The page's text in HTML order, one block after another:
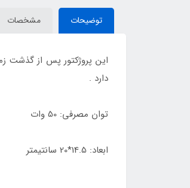
توضیحات مشخصات
این پروژکتور پس از گذشت
دارد .
توان مصرفی: 50 وات
ابعاد: 14.5*20 سانتیمتر